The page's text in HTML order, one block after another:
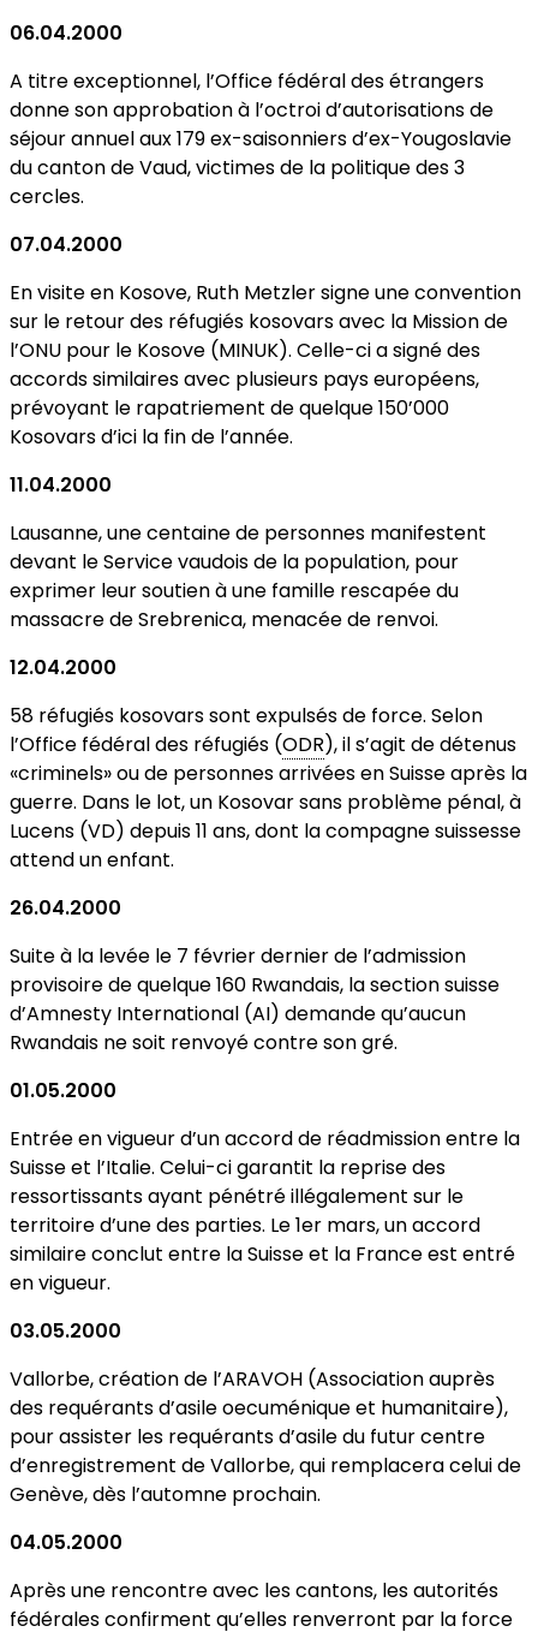
06.04.2000
A titre exceptionnel, l’Office fédéral des étrangers
donne son approbation à l’octroi d’autorisations de
séjour annuel aux 179 ex-saisonniers d’ex-Yougoslavie
du canton de Vaud, victimes de la politique des 3
cercles.
07.04.2000
En visite en Kosove, Ruth Metzler signe une convention
sur le retour des réfugiés kosovars avec la Mission de
l’ONU pour le Kosove (MINUK). Celle-ci a signé des
accords similaires avec plusieurs pays européens,
prévoyant le rapatriement de quelque 150’000
Kosovars d’ici la fin de l’année.
11.04.2000
Lausanne, une centaine de personnes manifestent
devant le Service vaudois de la population, pour
exprimer leur soutien à une famille rescapée du
massacre de Srebrenica, menacée de renvoi.
12.04.2000
58 réfugiés kosovars sont expulsés de force. Selon
l’Office fédéral des réfugiés (ODR), il s’agit de détenus
«criminels» ou de personnes arrivées en Suisse après la
guerre. Dans le lot, un Kosovar sans problème pénal, à
Lucens (VD) depuis 11 ans, dont la compagne suissesse
attend un enfant.
26.04.2000
Suite à la levée le 7 février dernier de l’admission
provisoire de quelque 160 Rwandais, la section suisse
d’Amnesty International (AI) demande qu’aucun
Rwandais ne soit renvoyé contre son gré.
01.05.2000
Entrée en vigueur d’un accord de réadmission entre la
Suisse et l’Italie. Celui-ci garantit la reprise des
ressortissants ayant pénétré illégalement sur le
territoire d’une des parties. Le 1er mars, un accord
similaire conclut entre la Suisse et la France est entré
en vigueur.
03.05.2000
Vallorbe, création de l’ARAVOH (Association auprès
des requérants d’asile oecuménique et humanitaire),
pour assister les requérants d’asile du futur centre
d’enregistrement de Vallorbe, qui remplacera celui de
Genève, dès l’automne prochain.
04.05.2000
Après une rencontre avec les cantons, les autorités
fédérales confirment qu’elles renverront par la force